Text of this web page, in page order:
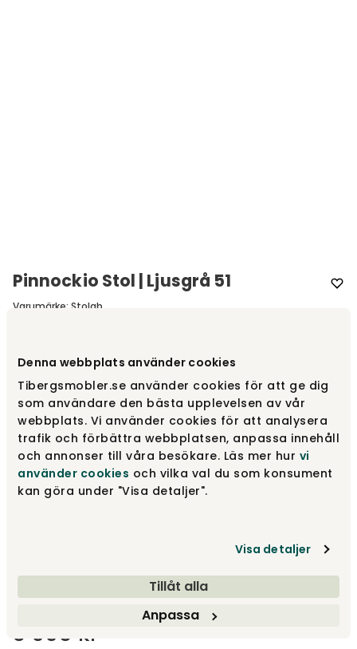
Denna webbplats använder cookies
Tibergsmobler.se använder cookies för att ge dig
som användare den bästa upplevelsen av vår
webbplats. Vi använder cookies för att analysera
trafik och förbättra webbplatsen, anpassa innehåll
och annonser till våra besökare. Läs mer hur vi
använder cookies och vilka val du som konsument
kan göra under "Visa detaljer".
Visa detaljer
Tillåt alla
Anpassa
Pinnockio Stol | Ljusgrå 51
Varumärke: Stolab
Björk Ljusgrå 51
Naturoljad björk 3 990 kr
3 990 kr
Visa fler +13
3 990 kr